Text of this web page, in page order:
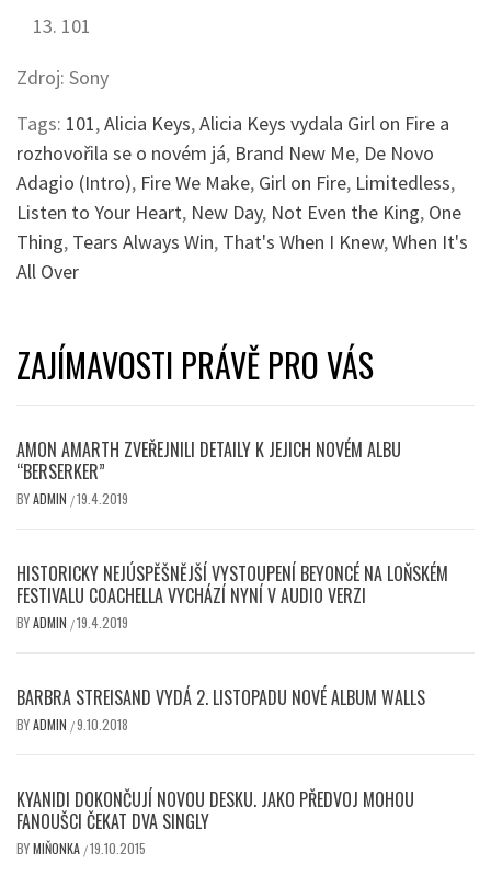
101
Zdroj: Sony
Tags: 101,Alicia Keys,Alicia Keys vydala Girl on Fire a
rozhovořila se o novém já, Brand New Me, De Novo
Adagio (Intro), Fire We Make, Girl on Fire, Limitedless,
Listen to Your Heart, New Day, Not Even the King, One
Thing, Tears Always Win, That's When I Knew,When It's
All Over
ZAJÍMAVOSTI PRÁVĚ PRO VÁS
AMON AMARTH ZVEŘEJNILI DETAILY K JEJICH NOVÉM ALBU
“BERSERKER”
BYADMIN /19.4.2019
HISTORICKY NEJÚSPĚŠNĚJŠÍ VYSTOUPENÍ BEYONCÉ NA LOŇSKÉM
FESTIVALU COACHELLA VYCHÁZÍ NYNÍ V AUDIO VERZI
BYADMIN /19.4.2019
BARBRA STREISAND VYDÁ 2. LISTOPADU NOVÉ ALBUM WALLS
BYADMIN /9.10.2018
KYANIDI DOKONČUJÍ NOVOU DESKU. JAKO PŘEDVOJ MOHOU
FANOUŠCI ČEKAT DVA SINGLY
BYMIŇONKA /19.10.2015